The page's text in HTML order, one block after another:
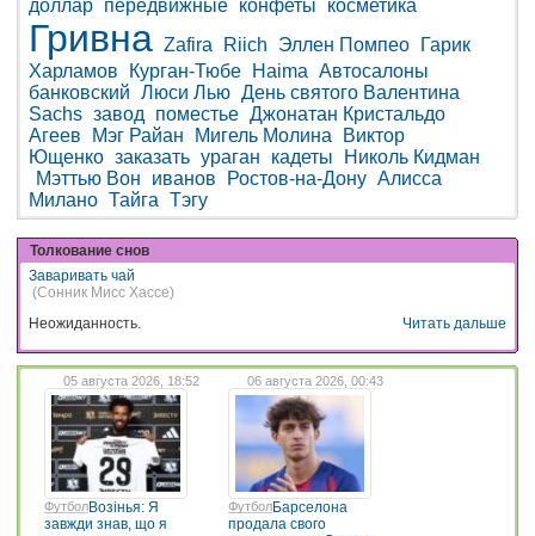
доллар передвижные конфеты косметика
Гривна Zafira Riich Эллен Помпео
Гарик
Харламов
Курган-Тюбе Haima Автосалоны
банковский Люси Лью День святого Валентина
Sachs завод поместье Джонатан Кристальдо
Агеев
Мэг Райан Мигель Молина
Виктор
Ющенко заказать ураган кадеты
Николь Кидман
Мэттью Вон
иванов Ростов-на-Дону Алисса
Милано Тайга Тэгу
Толкование снов
Заваривать чай
(Сонник Мисс Хассе)
Неожиданность.
Читать дальше
05 августа 2026, 18:52
ФутболВозінья: Я
завжди знав, що я
06 августа 2026, 00:43
ФутболБарселона
продала свого